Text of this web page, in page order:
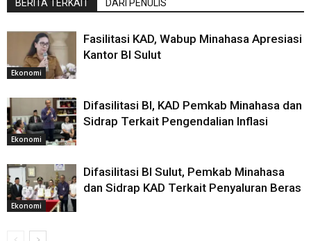
BERITA TERKAIT DARI PENULIS
Ekonomi
Fasilitasi KAD, Wabup Minahasa Apresiasi
Kantor BI Sulut
Ekonomi
Difasilitasi BI, KAD Pemkab Minahasa dan
Sidrap Terkait Pengendalian Inflasi
Ekonomi
Difasilitasi BI Sulut, Pemkab Minahasa
dan Sidrap KAD Terkait Penyaluran Beras